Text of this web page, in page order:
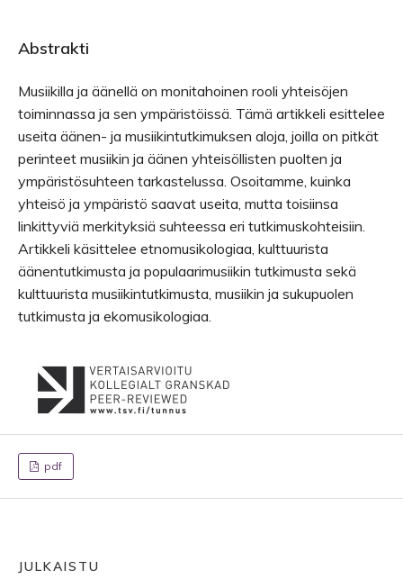
Abstrakti
Musiikilla ja äänellä on monitahoinen rooli yhteisöjen
toiminnassa ja sen ympäristöissä. Tämä artikkeli esittelee
useita äänen- ja musiikintutkimuksen aloja, joilla on pitkät
perinteet musiikin ja äänen yhteisöllisten puolten ja
ympäristösuhteen tarkastelussa. Osoitamme, kuinka
yhteisö ja ympäristö saavat useita, mutta toisiinsa
linkittyviä merkityksiä suhteessa eri tutkimuskohteisiin.
Artikkeli käsittelee etnomusikologiaa, kulttuurista
äänentutkimusta ja populaarimusiikin tutkimusta sekä
kulttuurista musiikintutkimusta, musiikin ja sukupuolen
tutkimusta ja ekomusikologiaa.
pdf
JULKAISTU